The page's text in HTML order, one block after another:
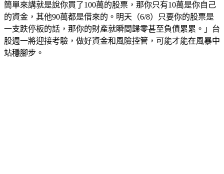
簡單來講就是說你買了100萬的股票，那你只有10萬是你自己
的資金，其他90萬都是借來的。明天（6/8）只要你的股票是
一支跌停板的話，那你的財產就瞬間歸零甚至負債累累。」台
股週一將迎接考驗，做好資金和風險控管，可能才能在風暴中
站穩腳步。